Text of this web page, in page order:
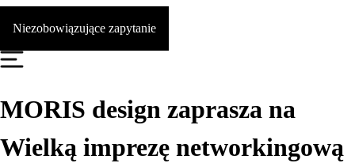
Niezobowiązujące zapytanie
MORIS design zaprasza na
Wielką imprezę networkingową